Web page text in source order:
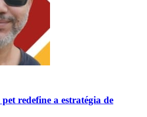
redefine a estratégia de